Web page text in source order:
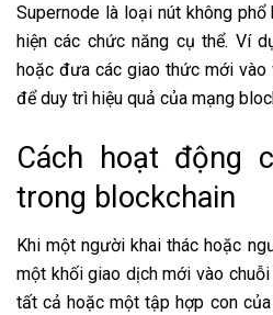
Supernode là loại nút không
hiện các chức năng cụ thể. Ví
hoặc đưa các giao thức mới vào
để duy trì hiệu quả của mạng
Cách hoạt động
trong blockchain
Khi một người khai thác hoặc
một khối giao dịch mới vào
tất cả hoặc một tập hợp con